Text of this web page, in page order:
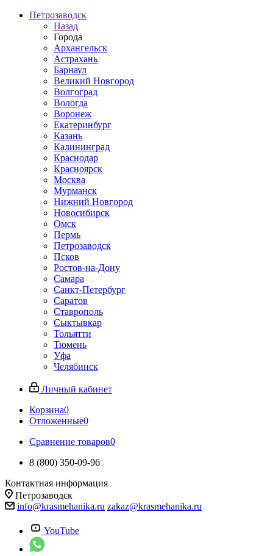
Петрозаводск
Назад
Города
Архангельск
Астрахань
Барнаул
Великий Новгород
Волгоград
Вологда
Воронеж
Екатеринбург
Казань
Калининград
Краснодар
Красноярск
Москва
Мурманск
Нижний Новгород
Новосибирск
Омск
Пермь
Петрозаводск
Псков
Ростов-на-Дону
Самара
Санкт-Петербург
Саратов
Ставрополь
Сыктывкар
Тольятти
Тюмень
Уфа
Челябинск
Личный кабинет
Корзина0
Отложенные0
Сравнение товаров0
8 (800) 350-09-96
Контактная информация
Петрозаводск
info@krasmehanika.ru zakaz@krasmehanika.ru
YouTube